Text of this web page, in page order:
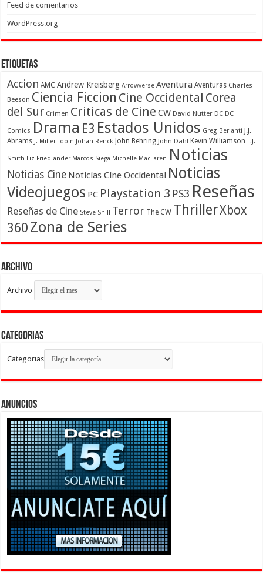
Feed de comentarios
WordPress.org
Etiquetas
Accion AMC Andrew Kreisberg Arrowverse Aventura Aventuras Charles
Beeson Ciencia Ficcion Cine Occidental Corea
del Sur Crimen Criticas de Cine CW David Nutter DC DC
Comics Drama E3 Estados Unidos Greg Berlanti
J.J.
Abrams J. Miller Tobin Johan Renck John Behring John Dahl Kevin Williamson L.J.
Smith Liz Friedlander Marcos Siega Michelle MacLaren Noticias
Noticias Cine Noticias Cine Occidental Noticias
Videojuegos PC Playstation 3 PS3 Reseñas
Reseñas de Cine Steve Shill Terror The CW ThrillerXbox
360 Zona de Series
Archivo
Archivo
Categorias
Categorias
Anuncios